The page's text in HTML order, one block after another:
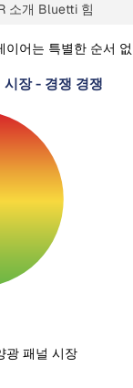
소개 Bluetti 힘
이어는 특별한 순서
시장- 경쟁 경쟁
광 패널 시장